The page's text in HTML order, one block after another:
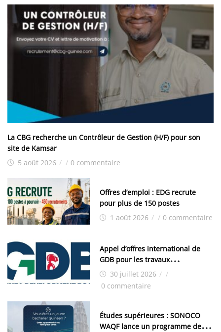
La CBG recherche un Contrôleur de Gestion (H/F) pour son
site de Kamsar
5 août 2026 / / 0 commentaire
Offres d’emploi : EDG recrute
pour plus de 150 postes
1 août 2026 / / 0 commentaire
Appel d’offres international de
GDB pour les travaux
d’aménagement de la zone
industrielle de FANDJE (PAZIF)
30 juillet 2026 / /
0 commentaire
Études supérieures : SONOCO
WAQF lance un programme de